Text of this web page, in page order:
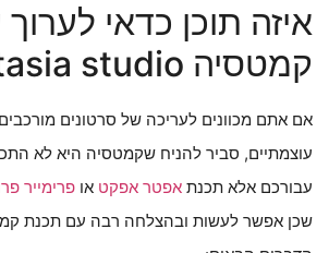
איזה תוכן כדאי
קמטסיה camtasia studio
אם אתם מכוונים לעריכה של סרטונים
עוצמתיים, סביר להניח שקמטסיה היא לא
עבורכם אלא תכנת אפטר אפקט או פרימייר
שכן אפשר לעשות ובהצלחה רבה עם תכנת